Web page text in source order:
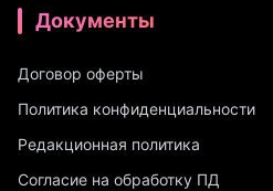
Документы
Договор оферты
Политика конфиденциальности
Редакционная политика
Согласие на обработку ПД